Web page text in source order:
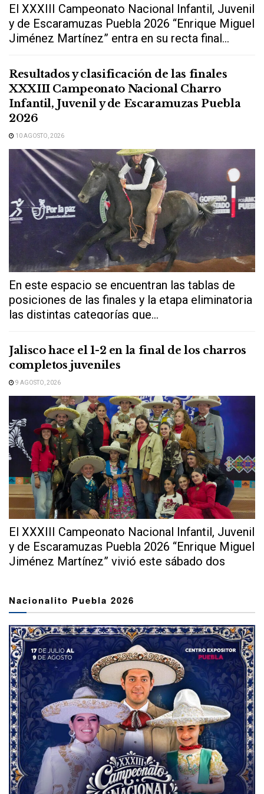
El XXXIII Campeonato Nacional Infantil, Juvenil
y de Escaramuzas Puebla 2026 “Enrique Miguel
Jiménez Martínez” entra en su recta final...
Resultados y clasificación de las finales
XXXIII Campeonato Nacional Charro
Infantil, Juvenil y de Escaramuzas Puebla
2026
10 AGOSTO, 2026
En este espacio se encuentran las tablas de
posiciones de las finales y la etapa eliminatoria
las distintas categorías que...
Jalisco hace el 1-2 en la final de los charros
completos juveniles
9 AGOSTO, 2026
El XXXIII Campeonato Nacional Infantil, Juvenil
y de Escaramuzas Puebla 2026 “Enrique Miguel
Jiménez Martínez” vivió este sábado dos
Nacionalito Puebla 2026